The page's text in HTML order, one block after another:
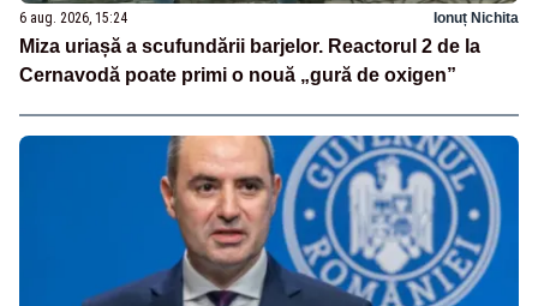
6 aug. 2026, 15:24 Ionuț Nichita
Miza uriașă a scufundării barjelor. Reactorul 2 de la
Cernavodă poate primi o nouă „gură de oxigen”